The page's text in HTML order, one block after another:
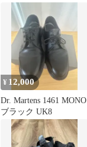
¥ 12,000
Dr. Martens 1461 MONO
ブラック UK8